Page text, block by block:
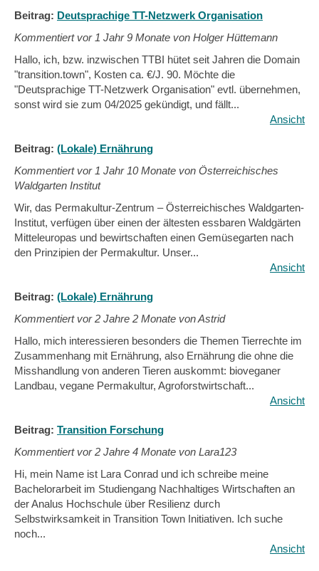
Beitrag: Deutsprachige TT-Netzwerk Organisation
Kommentiert vor 1 Jahr 9 Monate von Holger Hüttemann
Hallo, ich, bzw. inzwischen TTBI hütet seit Jahren die Domain
"transition.town", Kosten ca. €/J. 90. Möchte die
"Deutsprachige TT-Netzwerk Organisation" evtl. übernehmen,
sonst wird sie zum 04/2025 gekündigt, und fällt...
Ansicht
Beitrag: (Lokale) Ernährung
Kommentiert vor 1 Jahr 10 Monate von Österreichisches
Waldgarten Institut
Wir, das Permakultur-Zentrum – Österreichisches Waldgarten-
Institut, verfügen über einen der ältesten essbaren Waldgärten
Mitteleuropas und bewirtschaften einen Gemüsegarten nach
den Prinzipien der Permakultur. Unser...
Ansicht
Beitrag: (Lokale) Ernährung
Kommentiert vor2 Jahre 2 Monate von Astrid
Hallo, mich interessieren besonders die Themen Tierrechte im
Zusammenhang mit Ernährung, also Ernährung die ohne die
Misshandlung von anderen Tieren auskommt: bioveganer
Landbau, vegane Permakultur, Agroforstwirtschaft...
Ansicht
Beitrag: Transition Forschung
Kommentiert vor2 Jahre 4 Monate von Lara123
Hi, mein Name ist Lara Conrad und ich schreibe meine
Bachelorarbeit im Studiengang Nachhaltiges Wirtschaften an
der Analus Hochschule über Resilienz durch
Selbstwirksamkeit in Transition Town Initiativen. Ich suche
noch...
Ansicht